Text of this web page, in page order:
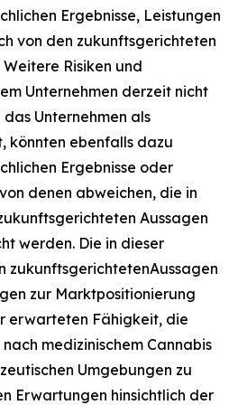
Ergebnisse, Leistungen
von den zukunftsgerichteten
Risiken und
Unternehmen derzeit nicht
Unternehmen als
könnten ebenfalls dazu
Ergebnisse oder
denen abweichen, die in
Aussagen
werden. Die in dieser
zukunftsgerichtetenAussagen
zur Marktpositionierung
erwarteten Fähigkeit, die
medizinischem Cannabis
Umgebungen zu
Erwartungen hinsichtlich der